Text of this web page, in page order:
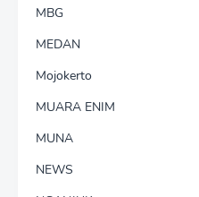
MBG
MEDAN
Mojokerto
MUARA ENIM
MUNA
NEWS